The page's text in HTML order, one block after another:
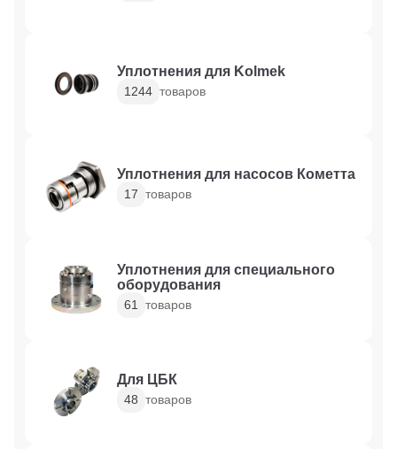
Уплотнения для Kolmek
1244 товаров
Уплотнения для насосов Кометта
17 товаров
Уплотнения для специального
оборудования
61 товаров
Для ЦБК
48 товаров